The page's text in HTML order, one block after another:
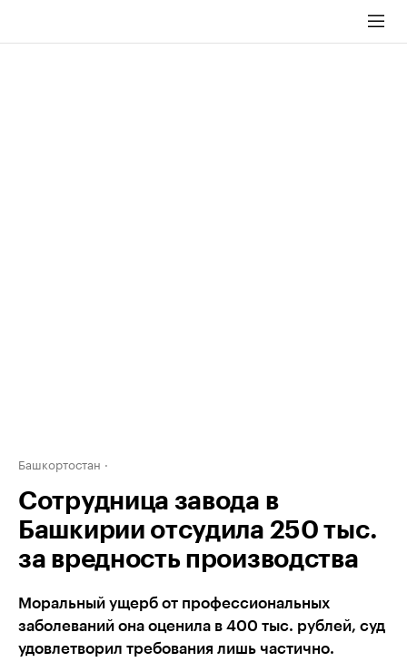
Башкортостан
Сотрудница завода в
Башкирии отсудила 250 тыс.
за вредность производства
Моральный ущерб от профессиональных
заболеваний она оценила в 400 тыс. рублей, суд
удовлетворил требования лишь частично.